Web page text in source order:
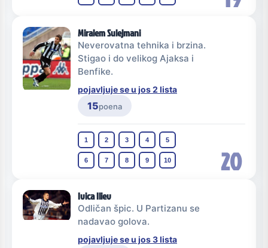
20
Miralem Sulejmani
Neverovatna tehnika i brzina.
Stigao i do velikog Ajaksa i
Benfike.
pojavljuje se u jos 2 lista
15poena
1 2 3 4 5
6 7 8 9 10
Ivica Iliev
Odličan špic. U Partizanu se
nadavao golova.
pojavljuje se u jos 3 lista